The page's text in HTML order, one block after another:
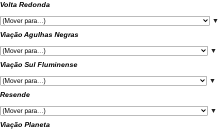
Volta Redonda
▼
Viação Agulhas Negras
▼
Viação Sul Fluminense
▼
Resende
▼
Viação Planeta